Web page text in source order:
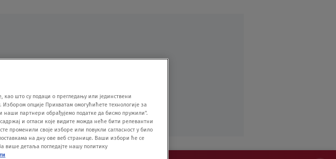
као што су подаци о прегледању или јединствени
опције Прихватам омогућићете технологије за
наши партнери обрађујемо податке да бисмо пружили".
и огласи које видите можда неће бити релевантни
променили своје изборе или повукли сагласност у било
на дну ове веб странице. Ваши избори ће се
више детаља погледајте нашу политику